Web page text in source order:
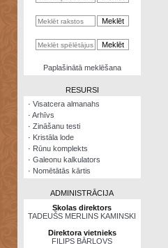
kalkulators
NomētātāsPaplašinātā meklēšana
RESURSI
· Visatcera almanahs
· Arhīvs
· Zināšanu testi
· Kristāla lode
· Rūnu komplekts
· Galeonu kalkulators
· Nomētātās kārtis
ADMINISTRĀCIJA
Skolas direktors
TADEUŠS MERLINS KAMINSKI
Direktora vietnieks
FILIPS BĀRLOVS